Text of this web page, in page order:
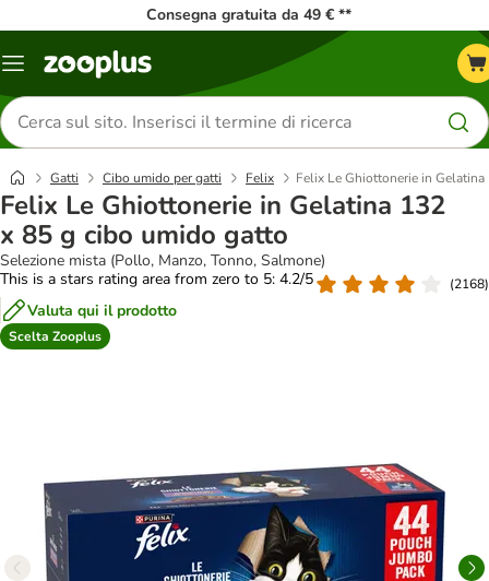
Consegna gratuita da 49 € **
Overview
Cerca
prodotti
Gatti Cibo umido per gatti Felix Felix Le Ghiottonerie in
Felix Le Ghiottonerie in Gelatina 132
x 85 g cibo umido gatto
Selezione mista (Pollo, Manzo, Tonno, Salmone)
This is a stars rating area from zero to 5: 4.2/5
(2168)
Valuta qui il prodotto
Scelta Zooplus